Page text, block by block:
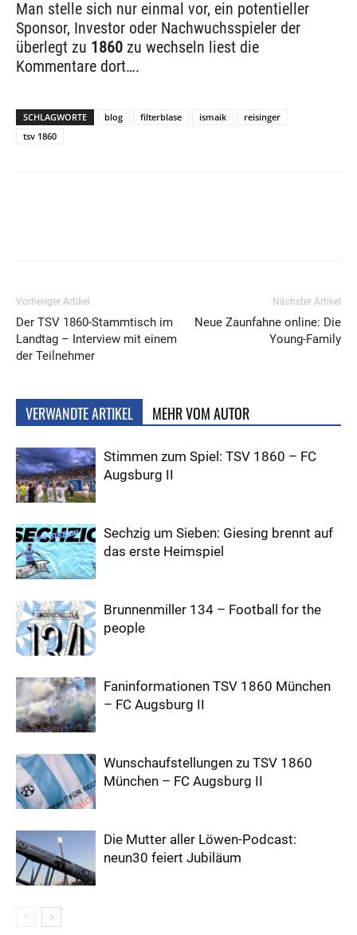
Man stelle sich nur einmal vor, ein potentieller
Sponsor, Investor oder Nachwuchsspieler der
überlegt zu 1860 zu wechseln liest die
Kommentare dort….
SCHLAGWORTE blog filterblase ismaik
reisinger
tsv 1860
Vorheriger Artikel
Der TSV 1860-Stammtisch im
Landtag – Interview mit einem
der Teilnehmer
Nächster Artikel
Neue Zaunfahne online: Die
Young-Family
VERWANDTE ARTIKEL MEHR VOM AUTOR
Stimmen zum Spiel: TSV 1860 – FC
Augsburg II
Sechzig um Sieben: Giesing brennt auf
das erste Heimspiel
Brunnenmiller 134 – Football for the
people
Faninformationen TSV 1860 München
– FC Augsburg II
Wunschaufstellungen zu TSV 1860
München – FC Augsburg II
Die Mutter aller Löwen-Podcast:
neun30 feiert Jubiläum